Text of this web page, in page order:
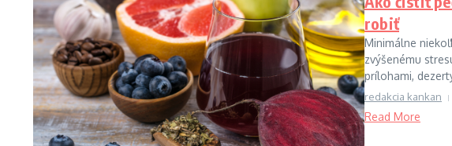
robiť
Minimálne
zvýšenému
prílohami,
redakcia kankan
Read More